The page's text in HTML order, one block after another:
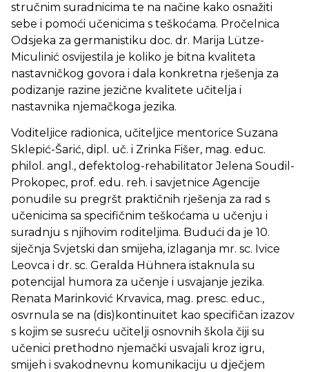
stručnim suradnicima te na načine kako osnažiti
sebe i pomoći učenicima s teškoćama. Pročelnica
Odsjeka za germanistiku doc. dr. Marija Lütze-
Miculinić osvijestila je koliko je bitna kvaliteta
nastavničkog govora i dala konkretna rješenja za
podizanje razine jezične kvalitete učitelja i
nastavnika njemačkoga jezika.
Voditeljice radionica, učiteljice mentorice Suzana
Sklepić-Šarić, dipl. uč. i Zrinka Fišer, mag. educ.
philol. angl., defektolog-rehabilitator Jelena Soudil-
Prokopec, prof. edu. reh. i savjetnice Agencije
ponudile su pregršt praktičnih rješenja za rad s
učenicima sa specifičnim teškoćama u učenju i
suradnju s njihovim roditeljima. Budući da je 10.
siječnja Svjetski dan smijeha, izlaganja mr. sc. Ivice
Leovca i dr. sc. Geralda Hühnera istaknula su
potencijal humora za učenje i usvajanje jezika.
Renata Marinković Krvavica, mag. presc. educ.,
osvrnula se na (dis)kontinuitet kao specifičan izazov
s kojim se susreću učitelji osnovnih škola čiji su
učenici prethodno njemački usvajali kroz igru,
smijeh i svakodnevnu komunikaciju u dječjem